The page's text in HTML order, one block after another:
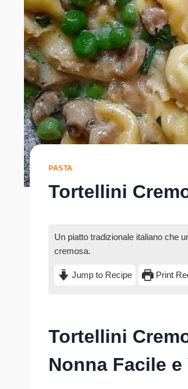
PASTA
Tortellini
Un piatto tradizionale italiano che
cremosa.
Jump to Recipe Print
Tortellini
Nonna Facile e